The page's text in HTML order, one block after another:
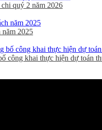
quý 2 năm 2026
năm 2025
khai thực hiện dự toán